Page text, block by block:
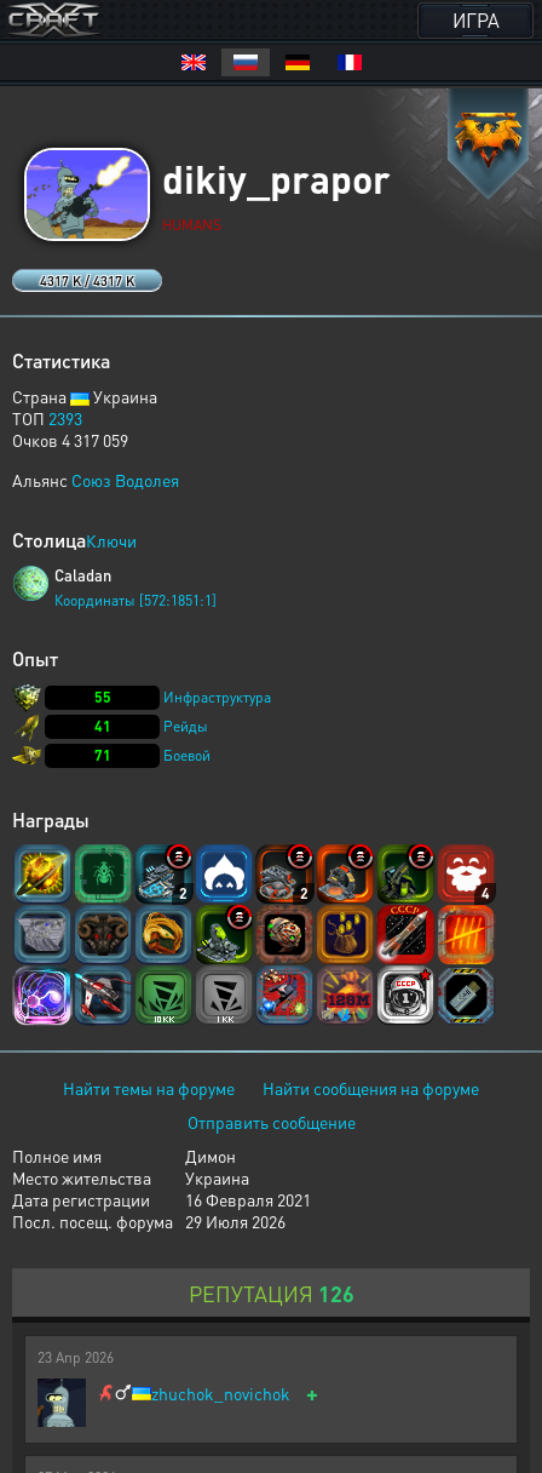
ИГРА
4317 K / 4317 K
dikiy_prapor
HUMANS
Статистика
Страна
Украина
ТОП 2393
Очков 4 317 059
Альянс Союз Водолея
СтолицаКлючи
Caladan
Координаты [572:1851:1]
Опыт
55
Инфраструктура
41
Рейды
71
Боевой
Награды
2 2 4
Найти темы на форуме
Найти сообщения на форуме
Отправить сообщение
Полное имя
Димон
Место жительства
Украина
Дата регистрации
16 Февраля 2021
Посл. посещ. форума
29 Июля 2026
РЕПУТАЦИЯ 126
23 Апр 2026
zhuchok_novichok +